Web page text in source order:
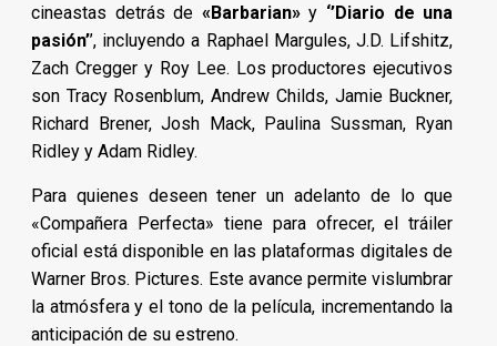
cineastas detrás de «Barbarian»y ‘’Diario de una
pasión’’, incluyendo a Raphael Margules, J.D. Lifshitz,
Zach Cregger y Roy Lee. Los productores ejecutivos
son Tracy Rosenblum, Andrew Childs, Jamie Buckner,
Richard Brener, Josh Mack, Paulina Sussman, Ryan
Ridley y Adam Ridley.
Para quienes deseen tener un adelanto de lo que
«Compañera Perfecta» tiene para ofrecer, el tráiler
oficial está disponible en las plataformas digitales de
Warner Bros. Pictures. Este avance permite vislumbrar
la atmósfera y el tono de la película, incrementando la
anticipación de su estreno.